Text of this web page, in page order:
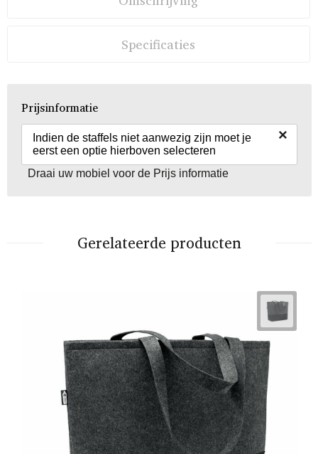
Specificaties
Prijsinformatie
Indien de staffels niet aanwezig zijn moet je
eerst een optie hierboven selecteren
×
Draai uw mobiel voor de Prijs informatie
Gerelateerde producten